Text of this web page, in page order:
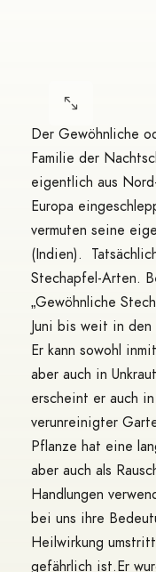
Der Gewöhnliche
Familie der
eigentlich aus
Europa
vermuten seine
(Indien).
Stechapfel-Arten.
„Gewöhnliche
Juni bis weit in
Er kann sowohl
aber auch in
erscheint er auch
verunreinigter
Pflanze hat eine
aber auch als
Handlungen
bei uns ihre
Heilwirkung
gefährlich ist.Er